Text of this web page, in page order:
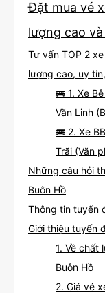
Đặt mua vé
lượng cao
Tư vấn TOP 2
lượng cao, uy
🚌 1. Xe
Văn Linh
🚌 2. Xe
Trãi (Văn
Những câu hỏi
Buôn Hồ
Thông tin tuyến
Giới thiệu tuyến
1. Về chất
Buôn Hồ
2. Giá vé